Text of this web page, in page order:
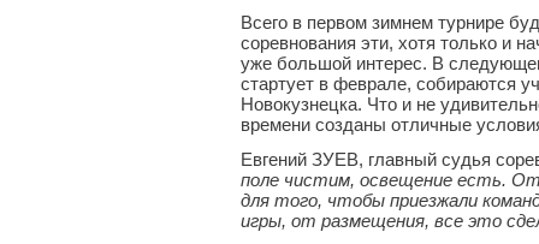
Всего в первом зимнем турнире
соревнования эти, хотя только и
уже большой интерес. В
стартует в феврале, собираются
Новокузнецка. Что и не
времени созданы отличные
Евгений ЗУЕВ, главный судья
поле чистим, освещение есть.
для того, чтобы приезжали
игры, от размещения, все это